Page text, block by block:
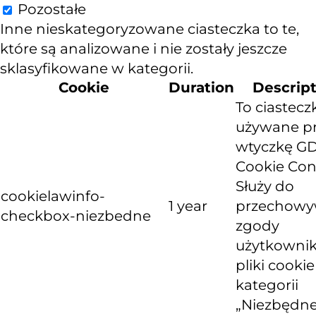
Pozostałe
Inne nieskategoryzowane ciasteczka to te,
które są analizowane i nie zostały jeszcze
sklasyfikowane w kategorii.
Cookie
Duration
cookielawinfo-
checkbox-niezbedne
1 year
To
używane
wtyczkę
Cookie
Służy do
zgody
pliki
kategorii